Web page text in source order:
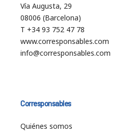
Vía Augusta, 29
08006 (Barcelona)
T +34 93 752 47 78
www.corresponsables.com
info@corresponsables.com
Corresponsables
Quiénes somos